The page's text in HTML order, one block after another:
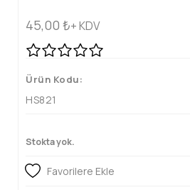
45,00 ₺+ KDV
Ürün Kodu:
HS821
Stokta yok.
Favorilere Ekle